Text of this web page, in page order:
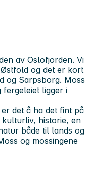
av Oslofjorden. Vi
og det er kort
og Sarpsborg. Moss
fergeleiet ligger i
det å ha det fint på
historie, en
både til lands og
og mossingene